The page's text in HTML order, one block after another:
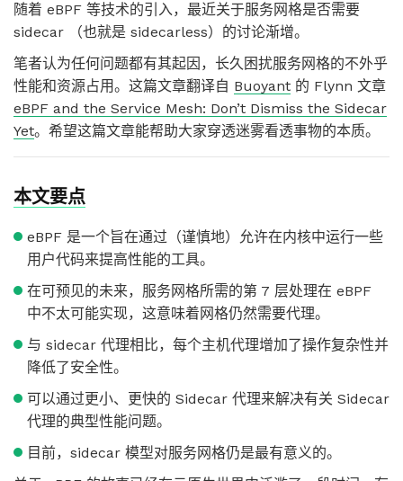
随着 eBPF 等技术的引入，最近关于服务网格是否需要
sidecar （也就是 sidecarless）的讨论渐增。
笔者认为任何问题都有其起因，长久困扰服务网格的不外乎
性能和资源占用。这篇文章翻译自 Buoyant 的 Flynn 文章
eBPF and the Service Mesh: Don’t Dismiss the Sidecar
Yet。希望这篇文章能帮助大家穿透迷雾看透事物的本质。
本文要点
eBPF 是一个旨在通过（谨慎地）允许在内核中运行一些
用户代码来提高性能的工具。
在可预见的未来，服务网格所需的第 7 层处理在 eBPF
中不太可能实现，这意味着网格仍然需要代理。
与 sidecar 代理相比，每个主机代理增加了操作复杂性并
降低了安全性。
可以通过更小、更快的 Sidecar 代理来解决有关 Sidecar
代理的典型性能问题。
目前，sidecar 模型对服务网格仍是最有意义的。